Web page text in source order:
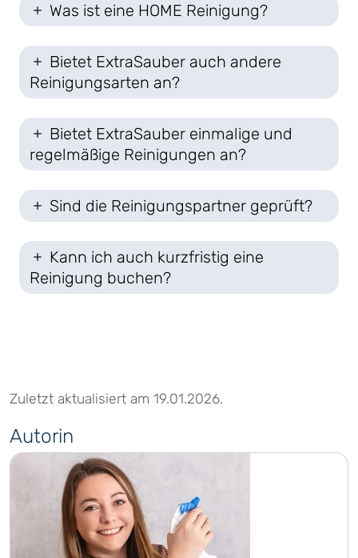
Was ist eine HOME Reinigung?
Bietet ExtraSauber auch andere
Reinigungsarten an?
Bietet ExtraSauber einmalige und
regelmäßige Reinigungen an?
Sind die Reinigungspartner geprüft?
Kann ich auch kurzfristig eine
Reinigung buchen?
Zuletzt aktualisiert am 19.01.2026.
Autorin